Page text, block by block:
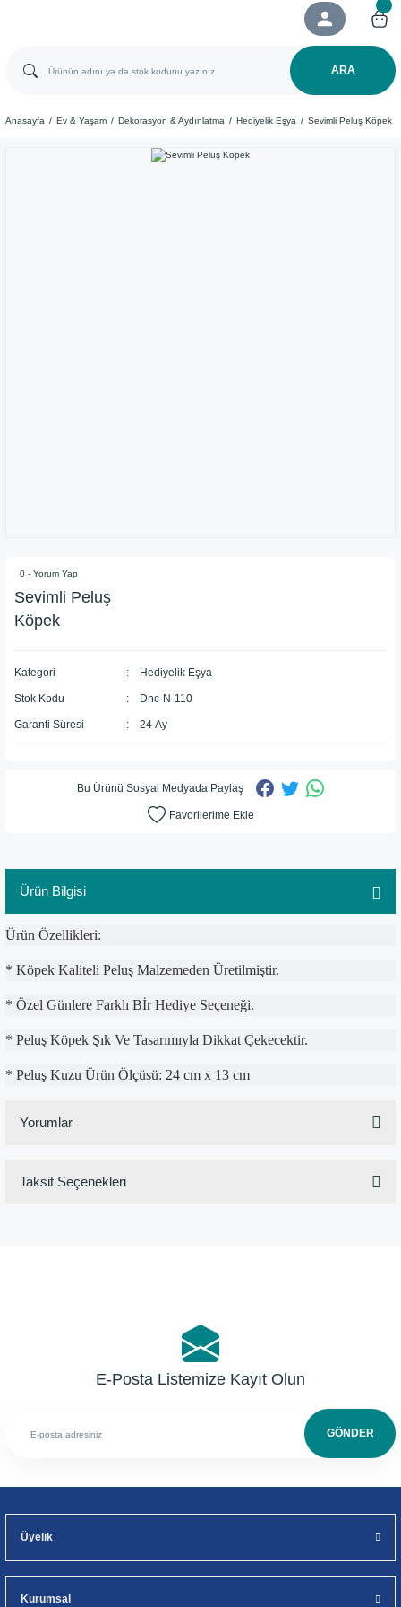
ARA
Anasayfa Ev & Yaşam Dekorasyon & Aydınlatma Hediyelik Eşya Sevimli Peluş Köpek
0 - Yorum Yap
Sevimli Peluş
Köpek
Kategori Hediyelik Eşya
Stok Kodu Dnc-N-110
Garanti Süresi 24 Ay
Bu Ürünü Sosyal Medyada Paylaş
Ürün Bilgisi
Ürün Özellikleri:
* Köpek Kaliteli Peluş Malzemeden Üretilmiştir.
* Özel Günlere Farklı Bİr Hediye Seçeneği.
* Peluş Köpek Şık Ve Tasarımıyla Dikkat Çekecektir.
* Peluş Kuzu Ürün Ölçüsü: 24 cm x 13 cm
Yorumlar
Taksit Seçenekleri
E-Posta Listemize Kayıt Olun
GÖNDER
Üyelik
Kurumsal